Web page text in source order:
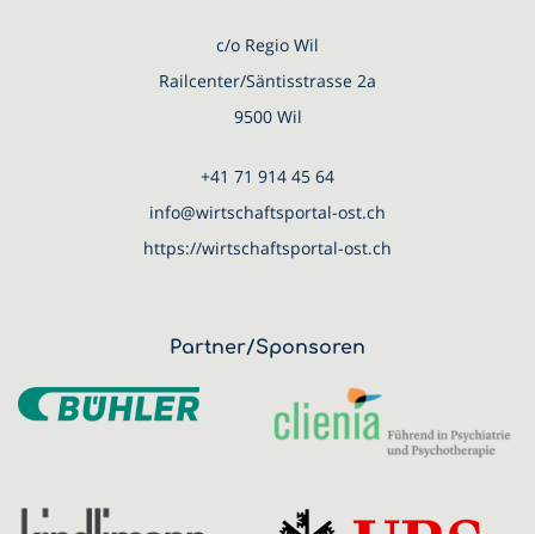
c/o Regio Wil
Railcenter/Säntisstrasse 2a
9500 Wil
+41 71 914 45 64
info@wirtschaftsportal-ost.ch
https://wirtschaftsportal-ost.ch
Partner/Sponsoren